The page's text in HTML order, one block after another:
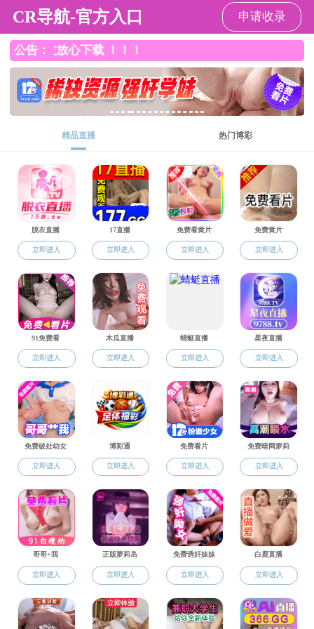
吃瓜网
2026年8月9日 星期日
吃瓜网概况
交流合作
国际交流
交换项目
合作平台
交
内